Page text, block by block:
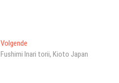
Volgende
bericht:
Fushimi Inari torii, Kioto Japan